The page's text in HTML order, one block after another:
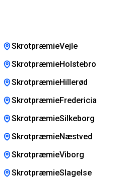
SkrotpræmieVejle
SkrotpræmieHolstebro
SkrotpræmieHillerød
SkrotpræmieFredericia
SkrotpræmieSilkeborg
SkrotpræmieNæstved
SkrotpræmieViborg
SkrotpræmieSlagelse